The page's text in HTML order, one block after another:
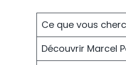
Ce que vous
Découvrir Marcel